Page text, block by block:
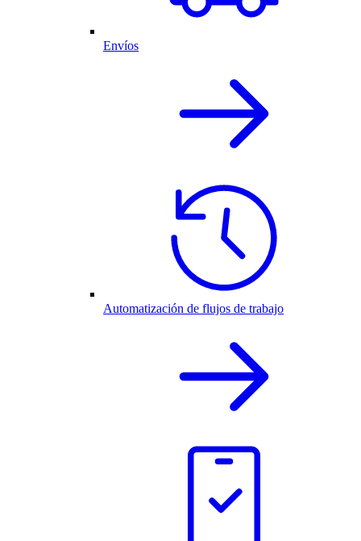
Envíos
Automatización de flujos de trabajo